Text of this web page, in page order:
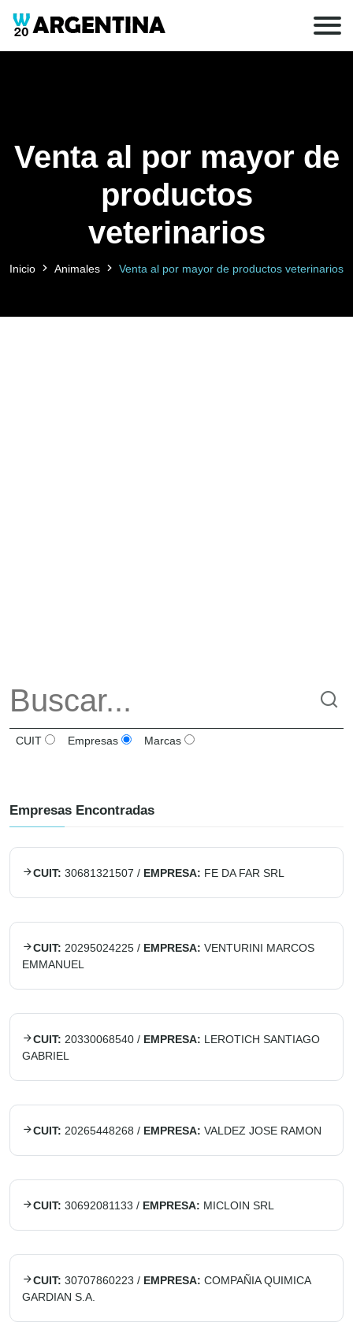
Venta al por mayor de
productos
veterinarios
Inicio Animales Venta al por mayor de productos veterinarios
CUIT Empresas Marcas
Empresas Encontradas
CUIT: 30681321507 / EMPRESA: FE DA FAR SRL
CUIT: 20295024225 / EMPRESA: VENTURINI MARCOS
EMMANUEL
CUIT: 20330068540 / EMPRESA: LEROTICH SANTIAGO
GABRIEL
CUIT: 20265448268 / EMPRESA: VALDEZ JOSE RAMON
CUIT: 30692081133 / EMPRESA: MICLOIN SRL
CUIT: 30707860223 / EMPRESA: COMPAÑIA QUIMICA
GARDIAN S.A.